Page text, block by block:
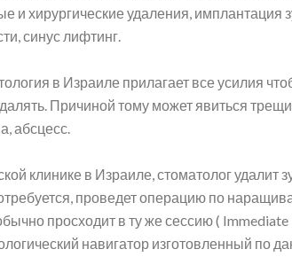
и хирургические удаления, имплантация
синус лифтинг.
в Израиле прилагает все усилия
Причиной тому может явиться
абсцесс.
клинике в Израиле, стоматолог удалит
проведет операцию по
просходит в ту же сессию (
навигатор изготовленный по